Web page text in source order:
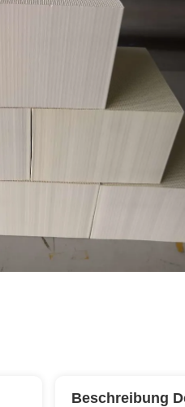
Beschreibung